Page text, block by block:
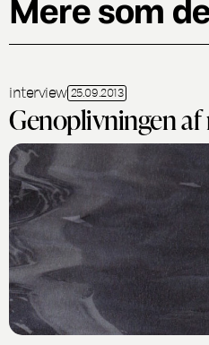
interview 25.09.2013
Genoplivningen